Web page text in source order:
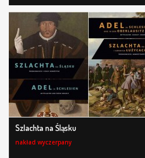
Szlachta na Śląsku
nakład wyczerpany